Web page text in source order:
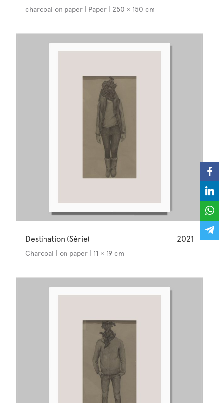
charcoal on paper | Paper | 250 × 150 cm
Destination (Série) 2021
Charcoal | on paper | 11 × 19 cm